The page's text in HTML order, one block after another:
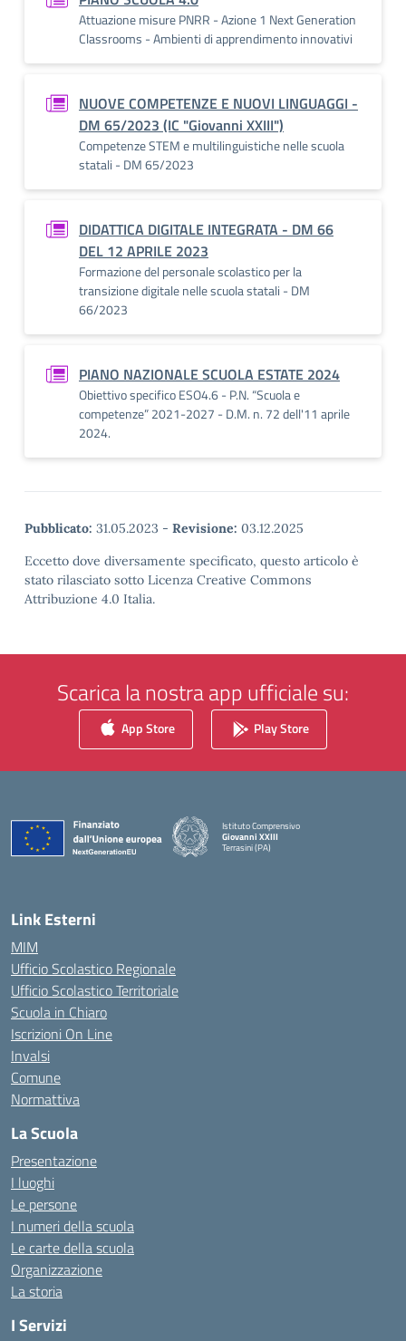
Attuazione misure PNRR - Azione 1 Next Generation
Classrooms - Ambienti di apprendimento innovativi
NUOVE COMPETENZE E NUOVI LINGUAGGI -
DM 65/2023 (IC "Giovanni XXIII")
Competenze STEM e multilinguistiche nelle scuola
statali - DM 65/2023
DIDATTICA DIGITALE INTEGRATA - DM 66
DEL 12 APRILE 2023
Formazione del personale scolastico per la
transizione digitale nelle scuola statali - DM
66/2023
PIANO NAZIONALE SCUOLA ESTATE 2024
Obiettivo specifico ESO4.6 - P.N. “Scuola e
competenze” 2021-2027 - D.M. n. 72 dell'11 aprile
2024.
Pubblicato: 31.05.2023 - Revisione: 03.12.2025
Eccetto dove diversamente specificato, questo articolo è
stato rilasciato sotto Licenza Creative Commons
Attribuzione 4.0 Italia.
Scarica la nostra app ufficiale su:
App Store Play Store
Istituto Comprensivo
Giovanni XXIII
Terrasini (PA)
Link Esterni
MIM
Ufficio Scolastico Regionale
Ufficio Scolastico Territoriale
Scuola in Chiaro
Iscrizioni On Line
Invalsi
Comune
Normattiva
La Scuola
Presentazione
I luoghi
Le persone
I numeri della scuola
Le carte della scuola
Organizzazione
La storia
I Servizi